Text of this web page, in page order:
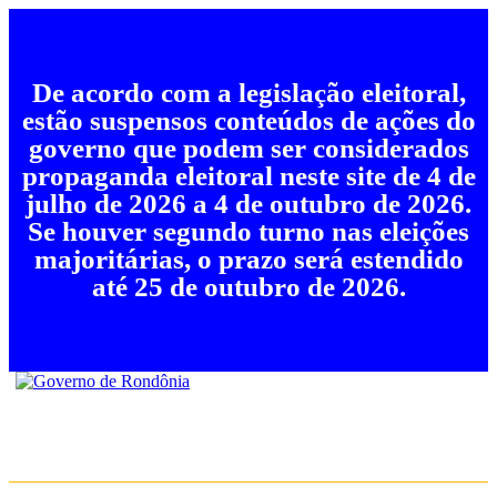
De acordo com a legislação eleitoral,
estão suspensos conteúdos de ações do
governo que podem ser considerados
propaganda eleitoral neste site de 4 de
julho de 2026 a 4 de outubro de 2026.
Se houver segundo turno nas eleições
majoritárias, o prazo será estendido
até 25 de outubro de 2026.